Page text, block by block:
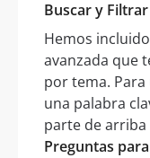
Buscar y
Hemos
avanzada que
por tema.
una palabra
parte de arriba
Preguntas